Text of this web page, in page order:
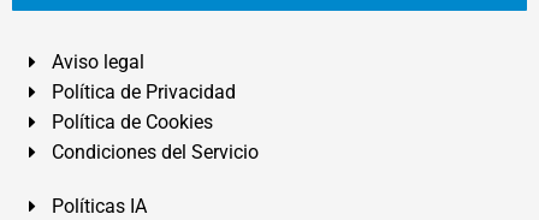
Aviso legal
Política de Privacidad
Política de Cookies
Condiciones del Servicio
Políticas IA